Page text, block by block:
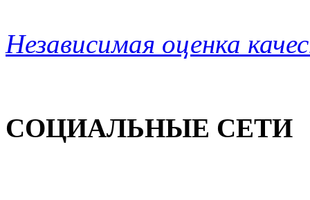
Независимая оценка
СОЦИАЛЬНЫЕ СЕТИ